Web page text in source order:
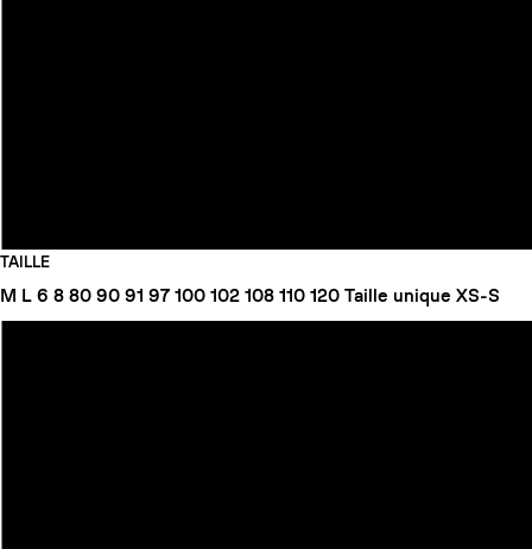
TAILLE
M L 6 8 80 90 91 97 100 102 108 110 120 Taille unique XS-S